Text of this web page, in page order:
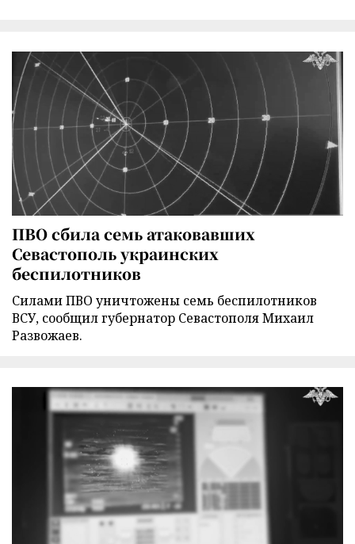
ПВО сбила семь атаковавших
Севастополь украинских
беспилотников
Силами ПВО уничтожены семь беспилотников
ВСУ, сообщил губернатор Севастополя Михаил
Развожаев.